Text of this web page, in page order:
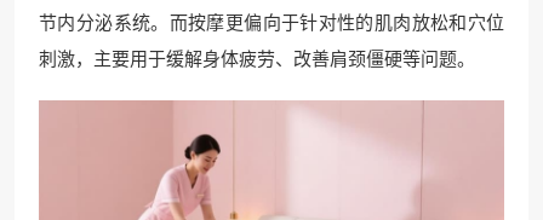
节内分泌系统。而按摩更偏向于针对性的肌肉放松和穴位
刺激，主要用于缓解身体疲劳、改善肩颈僵硬等问题。